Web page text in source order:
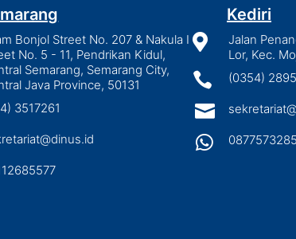
Bonjol Street No. 207 & Nakula I
No. 5 - 11, Pendrikan Kidul,
Semarang, Semarang City,
Java Province, 50131
3517261
Kediri

Jalan
Lor, Kec.
 (0354)

